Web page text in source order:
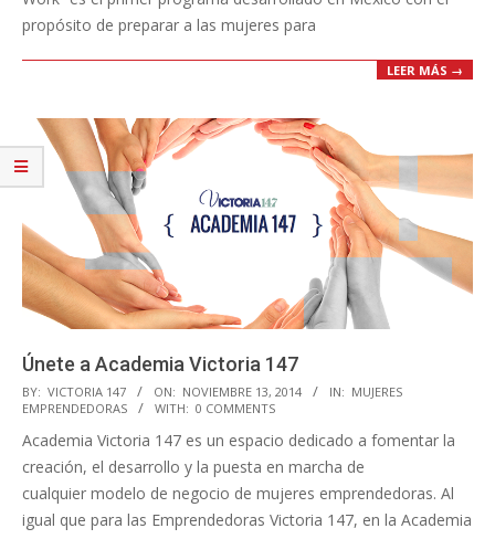
propósito de preparar a las mujeres para
LEER MÁS →
Únete a Academia Victoria 147
2014-
11-
13
BY: VICTORIA 147 ON: NOVIEMBRE 13, 2014 IN: MUJERES
EMPRENDEDORAS
WITH: 0 COMMENTS
Academia Victoria 147 es un espacio dedicado a fomentar la
creación, el desarrollo y la puesta en marcha de
cualquier modelo de negocio de mujeres emprendedoras. Al
igual que para las Emprendedoras Victoria 147, en la Academia